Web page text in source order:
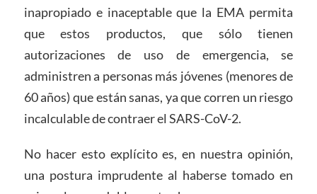
inapropiado e inaceptable que la EMA permita
que estos productos, que sólo tienen
autorizaciones de uso de emergencia, se
administren a personas más jóvenes (menores de
60 años) que están sanas, ya que corren un riesgo
incalculable de contraer el SARS-CoV-2.
No hacer esto explícito es, en nuestra opinión,
una postura imprudente al haberse tomado en